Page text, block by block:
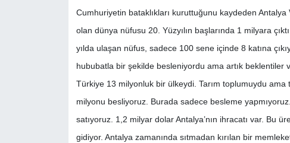
Cumhuriyetin bataklıkları kuruttuğunu kaydeden Antalya
olan dünya nüfusu 20. Yüzyılın başlarında 1 milyara
yılda ulaşan nüfus, sadece 100 sene içinde 8 katına
hububatla bir şekilde besleniyordu ama artık
Türkiye 13 milyonluk bir ülkeydi. Tarım toplumuydu ama
milyonu besliyoruz. Burada sadece besleme
satıyoruz. 1,2 milyar dolar Antalya’nın ihracatı var. Bu
gidiyor. Antalya zamanında sıtmadan kırılan bir